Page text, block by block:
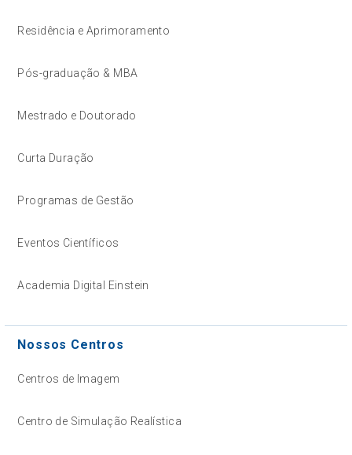
Residência e Aprimoramento
Pós-graduação & MBA
Mestrado e Doutorado
Curta Duração
Programas de Gestão
Eventos Científicos
Academia Digital Einstein
Nossos Centros
Centros de Imagem
Centro de Simulação Realística